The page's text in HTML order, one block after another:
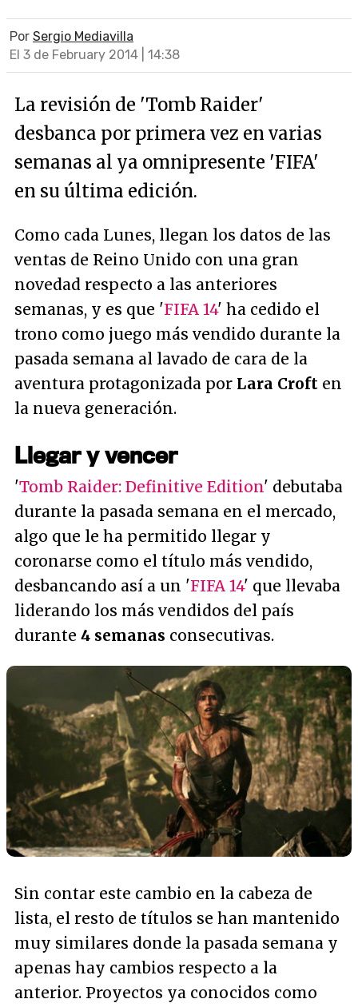
Por Sergio Mediavilla
El 3 de February 2014 | 14:38
La revisión de 'Tomb Raider'
desbanca por primera vez en varias
semanas al ya omnipresente 'FIFA'
en su última edición.
Como cada Lunes, llegan los datos de las
ventas de Reino Unido con una gran
novedad respecto a las anteriores
semanas, y es que 'FIFA 14' ha cedido el
trono como juego más vendido durante la
pasada semana al lavado de cara de la
aventura protagonizada por Lara Croft en
la nueva generación.
Llegar y vencer
'Tomb Raider: Definitive Edition' debutaba
durante la pasada semana en el mercado,
algo que le ha permitido llegar y
coronarse como el título más vendido,
desbancando así a un 'FIFA 14' que llevaba
liderando los más vendidos del país
durante 4 semanas consecutivas.
Sin contar este cambio en la cabeza de
lista, el resto de títulos se han mantenido
muy similares donde la pasada semana y
apenas hay cambios respecto a la
anterior. Proyectos ya conocidos como